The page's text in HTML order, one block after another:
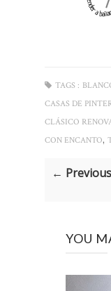
TAGS :
CASAS DE
CLÁSICO
CON ENCANTO,
←
YOU